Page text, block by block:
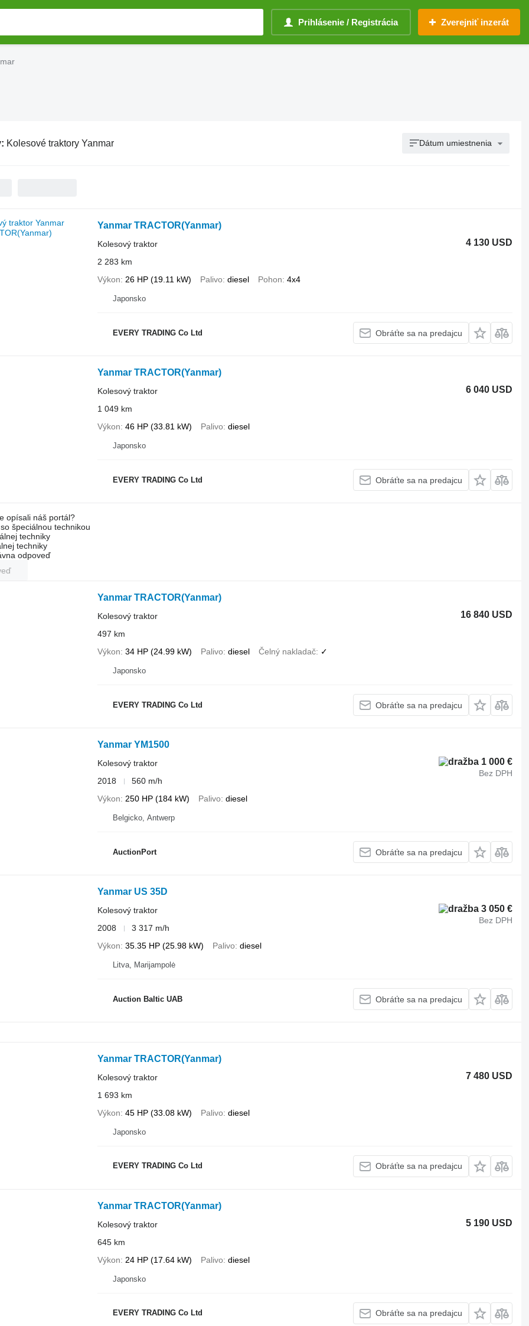
Prihlásenie / Registrácia Zverejniť inzerát
Kolesové traktory Yanmar Dátum umiestnenia
Yanmar TRACTOR(Yanmar)
4 130 USD
Kolesový traktor
2 283 km
Výkon
26 HP (19.11 kW) Palivo diesel Pohon 4x4
Japonsko
EVERY TRADING Co Ltd Obráťte sa na predajcu
Yanmar TRACTOR(Yanmar)
6 040 USD
Kolesový traktor
1 049 km
Výkon 46 HP (33.81 kW) Palivo diesel
Japonsko
EVERY TRADING Co Ltd Obráťte sa na predajcu
opísali náš portál?
špeciálnou technikou
techniky
techniky
odpoveď
Yanmar TRACTOR(Yanmar)
16 840 USD
Kolesový traktor
497 km
Výkon 34 HP (24.99 kW) Palivo diesel Čelný nakladač ✓
Japonsko
EVERY TRADING Co Ltd Obráťte sa na predajcu
Yanmar YM1500
1 000 €
Bez DPH
Kolesový traktor
2018
560 m/h
Výkon
250 HP (184 kW) Palivo diesel
Belgicko, Antwerp
AuctionPort Obráťte sa na predajcu
Yanmar US 35D
3 050 €
Bez DPH
Kolesový traktor
2008
3 317 m/h
Výkon 35.35 HP (25.98 kW) Palivo diesel
Litva, Marijampolė
Auction Baltic UAB Obráťte sa na predajcu
Yanmar TRACTOR(Yanmar)
7 480 USD
Kolesový traktor
1 693 km
Výkon 45 HP (33.08 kW) Palivo diesel
Japonsko
EVERY TRADING Co Ltd Obráťte sa na predajcu
Yanmar TRACTOR(Yanmar)
5 190 USD
Kolesový traktor
645 km
Výkon
24 HP (17.64 kW) Palivo diesel
Japonsko
EVERY TRADING Co Ltd Obráťte sa na predajcu